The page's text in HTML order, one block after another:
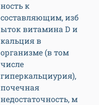
ность к
составляющим, изб
ыток витамина D и
кальция в
организме (в том
числе
гиперкальциурия),
почечная
недостаточность, м